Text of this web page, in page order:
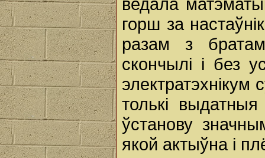
горш за
разам з
скончылі і без
электратэхнікум
толькі
ўстанову
якой актыўна і